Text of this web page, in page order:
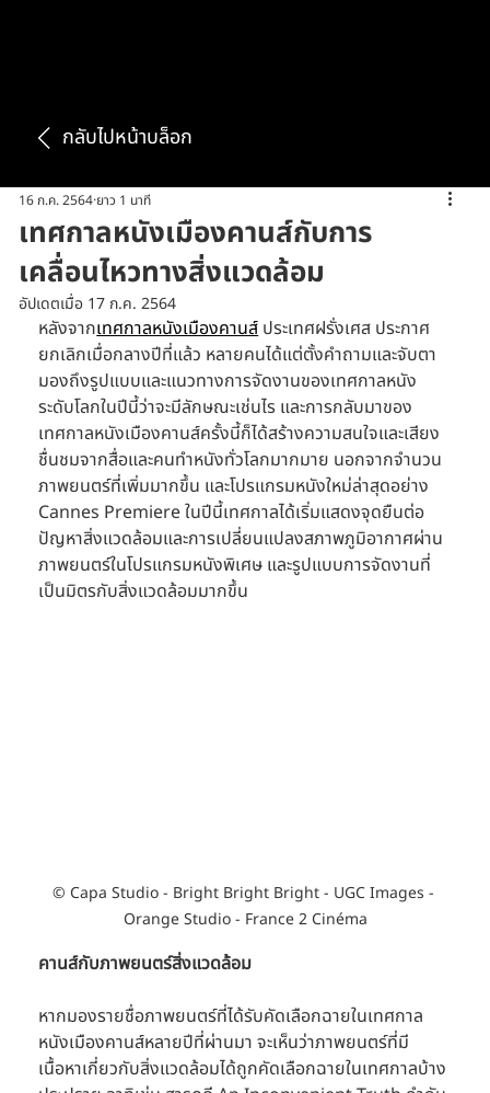
กลับไปหน้าบล็อก
เทศกาลหนังเมืองคานส์กับการ
เคลื่อนไหวทางสิ่งแวดล้อม
16 ก.ค. 2564 ยาว 1 นาที
อัปเดตเมื่อ 17 ก.ค. 2564
หลังจากเทศกาลหนังเมืองคานส์ ประเทศฝรั่งเศส ประกาศ
ยกเลิกเมื่อกลางปีที่แล้ว หลายคนได้แต่ตั้งคำถามและจับตา
มองถึงรูปแบบและแนวทางการจัดงานของเทศกาลหนัง
ระดับโลกในปีนี้ว่าจะมีลักษณะเช่นไร และการกลับมาของ
เทศกาลหนังเมืองคานส์ครั้งนี้ก็ได้สร้างความสนใจและเสียง
ชื่นชมจากสื่อและคนทำหนังทั่วโลกมากมาย นอกจากจำนวน
ภาพยนตร์ที่เพิ่มมากขึ้น และโปรแกรมหนังใหม่ล่าสุดอย่าง
Cannes Premiere ในปีนี้เทศกาลได้เริ่มแสดงจุดยืนต่อ
ปัญหาสิ่งแวดล้อมและการเปลี่ยนแปลงสภาพภูมิอากาศผ่าน
ภาพยนตร์ในโปรแกรมหนังพิเศษ และรูปแบบการจัดงานที่
เป็นมิตรกับสิ่งแวดล้อมมากขึ้น
© Capa Studio - Bright Bright Bright - UGC Images -
Orange Studio - France 2 Cinéma
คานส์กับภาพยนตร์สิ่งแวดล้อม
หากมองรายชื่อภาพยนตร์ที่ได้รับคัดเลือกฉายในเทศกาล
หนังเมืองคานส์หลายปีที่ผ่านมา จะเห็นว่าภาพยนตร์ที่มี
เนื้อหาเกี่ยวกับสิ่งแวดล้อมได้ถูกคัดเลือกฉายในเทศกาลบ้าง